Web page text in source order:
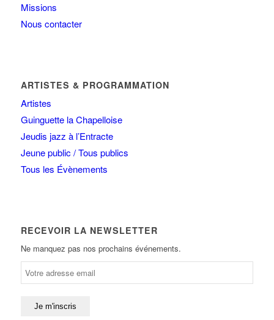
Missions
Nous contacter
ARTISTES & PROGRAMMATION
Artistes
Guinguette la Chapelloise
Jeudis jazz à l’Entracte
Jeune public / Tous publics
Tous les Évènements
RECEVOIR LA NEWSLETTER
Ne manquez pas nos prochains événements.